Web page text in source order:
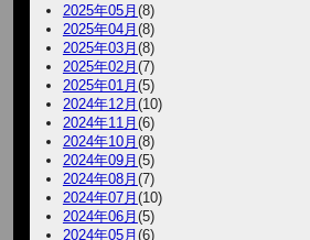
2025年05月(8)
2025年04月(8)
2025年03月(8)
2025年02月(7)
2025年01月(5)
2024年12月(10)
2024年11月(6)
2024年10月(8)
2024年09月(5)
2024年08月(7)
2024年07月(10)
2024年06月(5)
2024年05月(6)